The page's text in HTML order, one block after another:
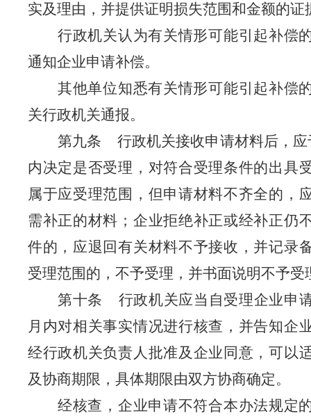
实及理由，并提供证明损失范围和金额的证
行政机关认为有关情形可能引起补偿
通知企业申请补偿。
其他单位知悉有关情形可能引起补偿
关行政机关通报。
第九条
行政机关接收申请材料后，应
内决定是否受理，对符合受理条件的出具
属于应受理范围，但申请材料不齐全的，
需补正的材料；企业拒绝补正或经补正仍
件的，应退回有关材料不予接收，并记录
受理范围的，不予受理，并书面说明不予受
第十条
行政机关应当自受理企业申
月内对相关事实情况进行核查，并告知企
经行政机关负责人批准及企业同意，可以
及协商期限，具体期限由双方协商确定。
经核查，企业申请不符合本办法规定